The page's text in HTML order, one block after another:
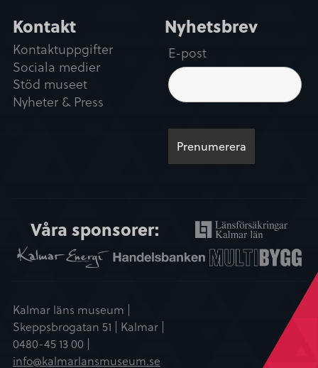
Kontakt
Kontaktuppgifter
Sociala medier
Stöd museet
Nyheter & Press
Nyhetsbrev
E-post
Våra sponsorer:
Kalmar läns museum |
Skeppsbrogatan 51 | Kalmar |
0480-45 13 00 |
info@kalmarlansmuseum.se